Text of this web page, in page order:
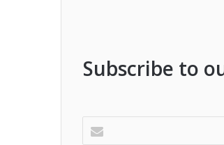
Subscribe to
your